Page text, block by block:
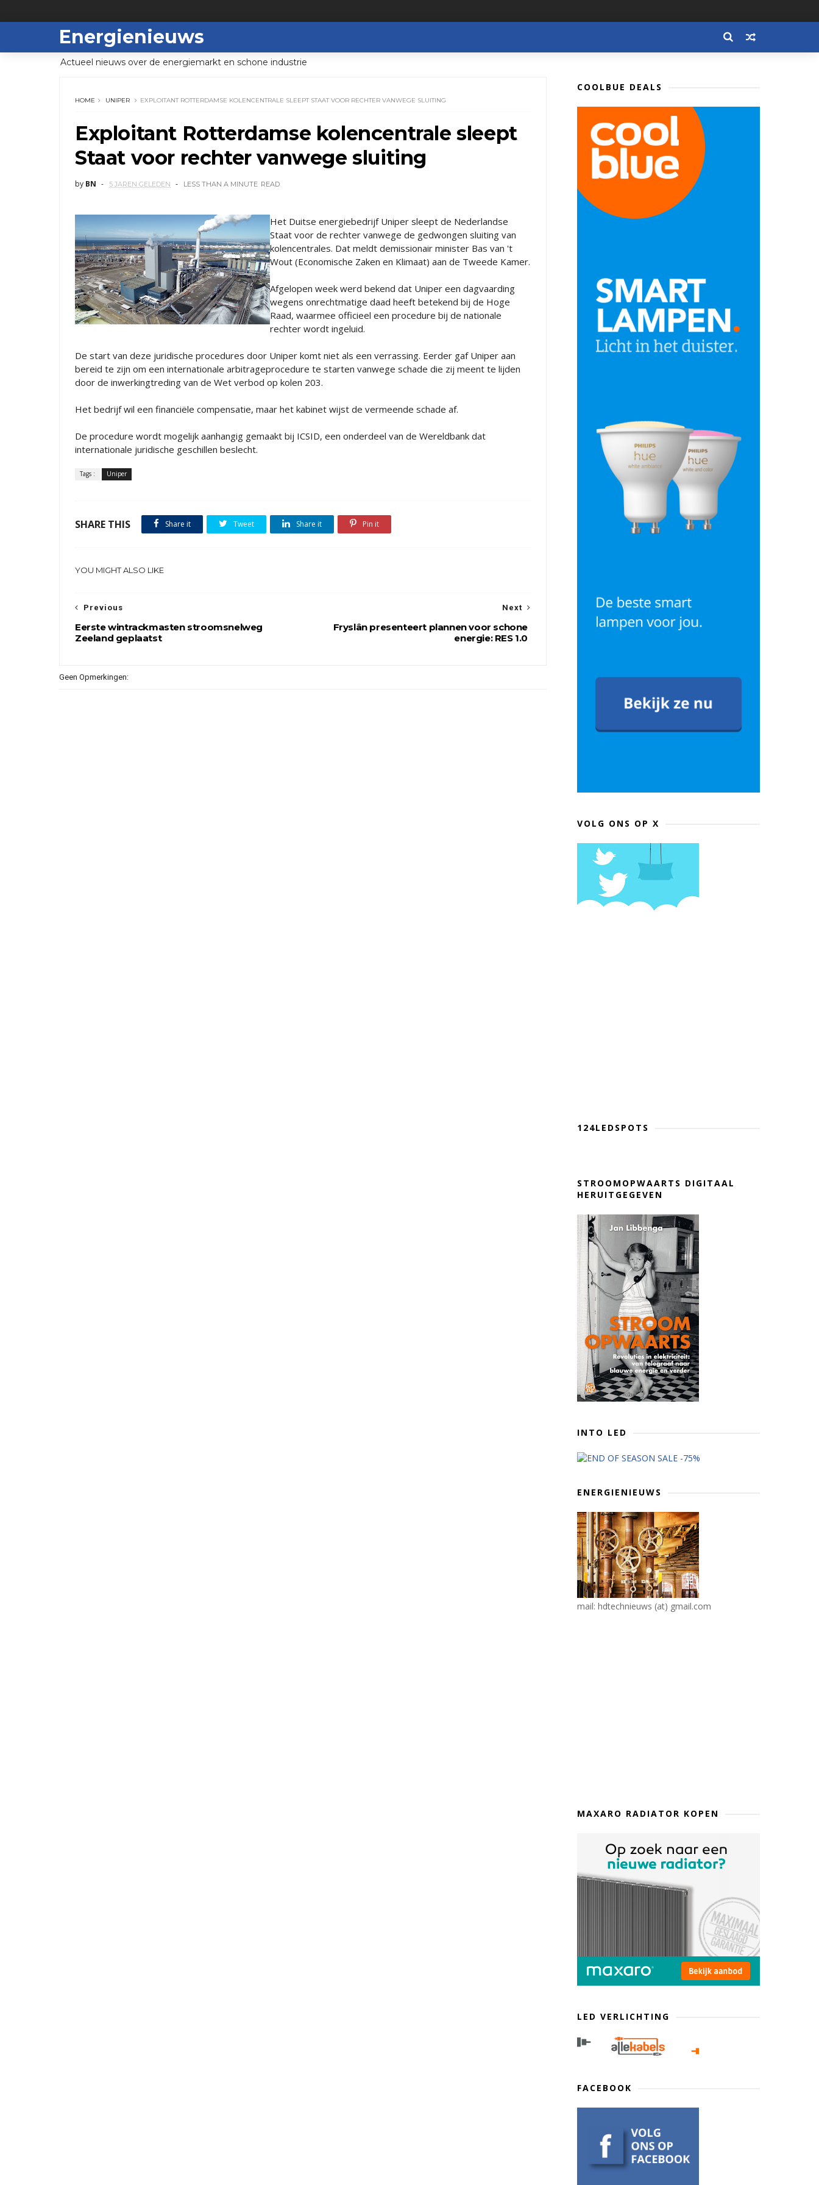
Energienieuws
Actueel nieuws over de energiemarkt en schone industrie
HOME UNIPER EXPLOITANT ROTTERDAMSE KOLENCENTRALE SLEEPT STAAT VOOR RECHTER VANWEGE SLUITING
Exploitant Rotterdamse kolencentrale sleept
Staat voor rechter vanwege sluiting
by BN 5 JAREN GELEDEN LESS THAN A MINUTE READ
Het Duitse energiebedrijf Uniper sleept de Nederlandse
Staat voor de rechter vanwege de gedwongen sluiting van
kolencentrales. Dat meldt demissionair minister Bas van 't
Wout (Economische Zaken en Klimaat) aan de Tweede Kamer.
Afgelopen week werd bekend dat Uniper een dagvaarding
wegens onrechtmatige daad heeft betekend bij de Hoge
Raad, waarmee officieel een procedure bij de nationale
rechter wordt ingeluid.
De start van deze juridische procedures door Uniper komt niet als een verrassing. Eerder gaf Uniper aan
bereid te zijn om een internationale arbitrageprocedure te starten vanwege schade die zij meent te lijden
door de inwerkingtreding van de Wet verbod op kolen 203.
Het bedrijf wil een financiële compensatie, maar het kabinet wijst de vermeende schade af.
De procedure wordt mogelijk aanhangig gemaakt bij ICSID, een onderdeel van de Wereldbank dat
internationale juridische geschillen beslecht.
Tags : Uniper
SHARE THIS Share it Tweet Share it Pin it
YOU MIGHT ALSO LIKE
Next
Fryslân presenteert plannen voor schone
energie: RES 1.0
Previous
Eerste wintrackmasten stroomsnelweg
Zeeland geplaatst
Geen Opmerkingen:
COOLBUE DEALS
VOLG ONS OP X
124LEDSPOTS
STROOMOPWAARTS DIGITAAL
HERUITGEGEVEN
INTO LED
ENERGIENIEUWS
mail: hdtechnieuws (at) gmail.com
MAXARO RADIATOR KOPEN
LED VERLICHTING
FACEBOOK